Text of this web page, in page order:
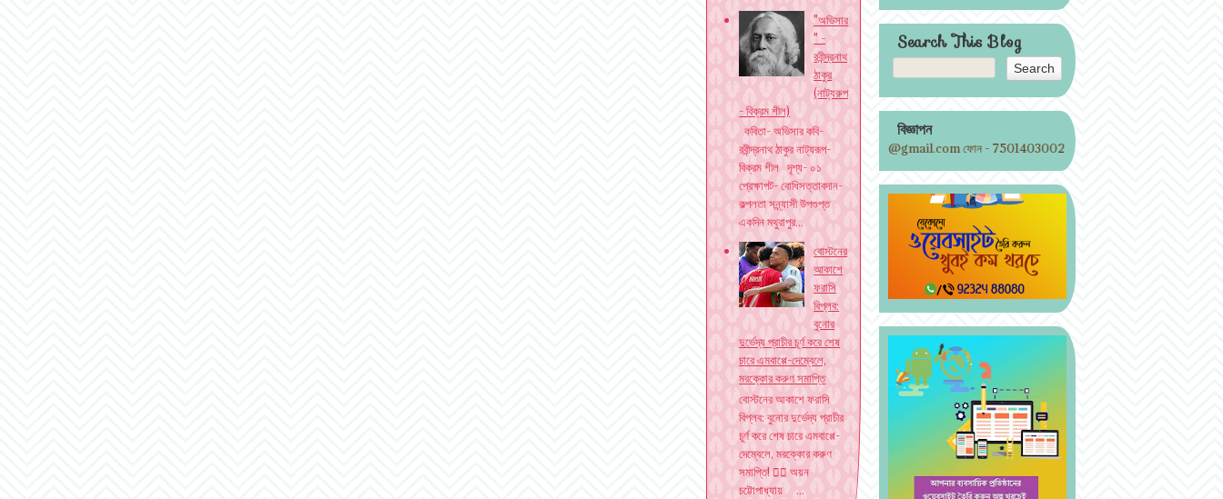
Search This Blog
বিজ্ঞাপন
বিজ্ঞাপন দিতে যোগাযোগ করুন। ইমেইল - netphoring@gmail.com ফোন - 7501403002
"অভিসার
" -
রবীন্দ্রনাথ
ঠাকুর
(নাট্যরুপ
- বিক্রম শীল)
কবিতা- অভিসার কবি-
রবীন্দ্রনাথ ঠাকুর নাট্যরূপ-
বিক্রম শীল দৃশ্য- ০১
প্রেক্ষাপট- বোধিসত্তাবদান-
কল্পলতা সন্ন্যাসী উপগুপ্ত
একদিন মথুরাপুর...
বোস্টনের
আকাশে
ফরাসি
বিপ্লব:
বুনোর
দুর্ভেদ্য প্রাচীর চূর্ণ করে শেষ
চারে এমবাপ্পে-দেম্বেলে,
মরক্কোর করুণ সমাপ্তি
বোস্টনের আকাশে ফরাসি
বিপ্লব: বুনোর দুর্ভেদ্য প্রাচীর
চূর্ণ করে শেষ চারে এমবাপ্পে-
দেম্বেলে, মরক্কোর করুণ
সমাপ্তি! ✍🏽 অয়ন
চট্টোপাধ্যায় ...